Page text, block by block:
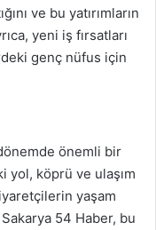
ve bu yatırımların
yeni iş fırsatları
genç nüfus için
önemli bir
yol, köprü ve ulaşım
yaşam
54 Haber, bu